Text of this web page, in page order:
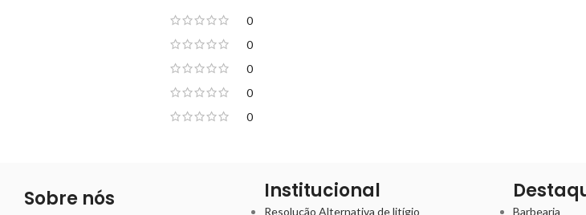
0
0
0
0
0
Sobre nós Institucional
Resolução Alternativa de litígio Barbearia